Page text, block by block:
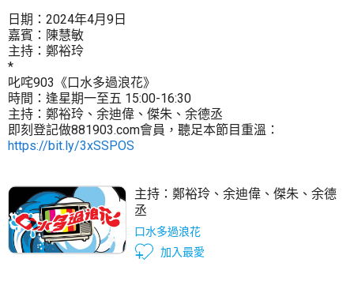
日期：2024年4月9日
嘉賓：陳慧敏
主持：鄭裕玲
*
叱咤903《口水多過浪花》
時間：逢星期一至五 15:00-16:30
主持：鄭裕玲、余迪偉、傑朱、余德丞
即刻登記做881903.com會員，聽足本節目重溫：
https://bit.ly/3xSSPOS
主持： 鄭裕玲 、 余迪偉 、 傑朱 、 余德
丞
口水多過浪花
加入最愛